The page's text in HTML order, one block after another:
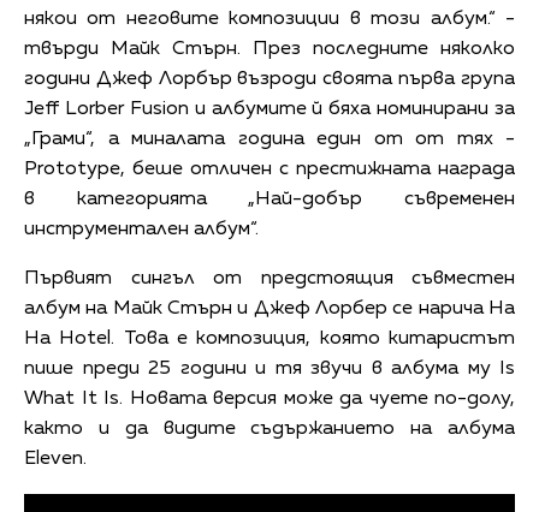
някои от неговите композиции в този албум.“ -
твърди Майк Стърн. През последните няколко
години Джеф Лорбър възроди своята първа група
Jeff Lorber Fusion и албумите й бяха номинирани за
„Грами“, а миналата година един от от тях -
Prototype, беше отличен с престижната награда
в категорията „Най-добър съвременен
инструментален албум“.
Първият сингъл от предстоящия съвместен
албум на Майк Стърн и Джеф Лорбер се нарича Ha
Ha Hotel. Това е композиция, която китаристът
пише преди 25 години и тя звучи в албума му Is
What It Is. Новата версия може да чуете по-долу,
както и да видите съдържанието на албума
Eleven.